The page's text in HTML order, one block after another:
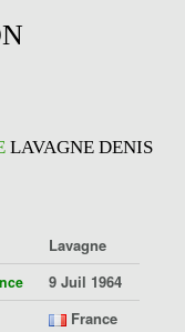
LAVAGNE DENIS
Lavagne
9 Juil 1964
France